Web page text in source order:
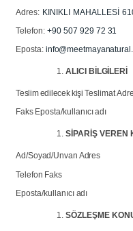
Adres: KINIKLI MAHALLESİ
Telefon: +90 507 929 72 31
Eposta:
ALICI BİLGİLERİ
Teslimedilecek kişiTeslimat
Faks Eposta/kullanıcıadı
SİPARİŞ VEREN
Ad/Soyad/Unvan Adres
Telefon Faks
Eposta/kullanıcı adı
SÖZLEŞME